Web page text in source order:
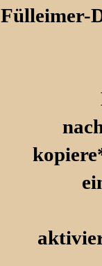
Fülleimer-